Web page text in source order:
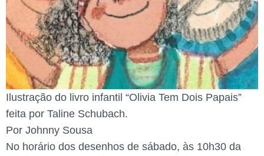
Ilustração do livro infantil “Olivia Tem Dois Papais”
feita por Taline Schubach.
Por Johnny Sousa
No horário dos desenhos de sábado, às 10h30 da